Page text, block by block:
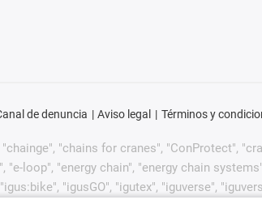
de denuncia Aviso legal Términos y
"chains for cranes", "ConProtect",
loop", "energy chain", "energy chain
"igusGO", "igutex", "iguverse",